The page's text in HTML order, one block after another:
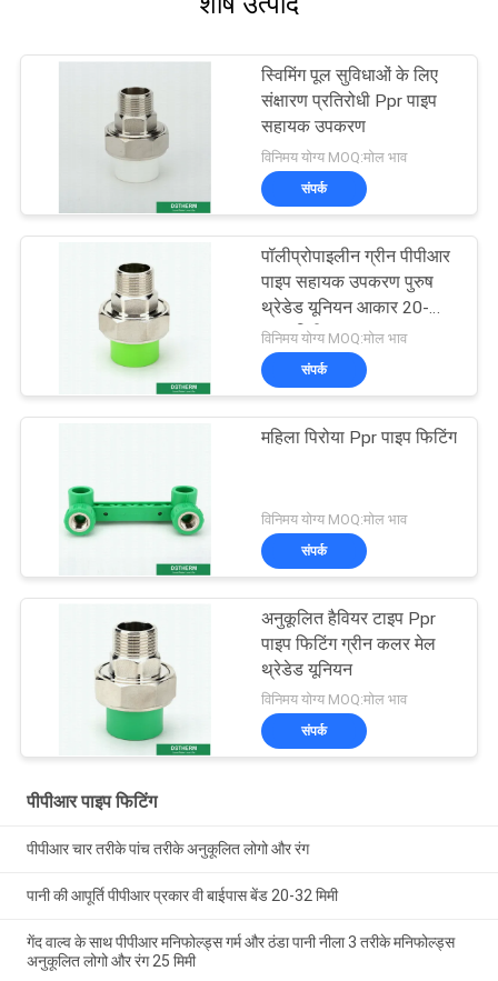
स्विमिंग पूल सुविधाओं के लिए
संक्षारण प्रतिरोधी Ppr पाइप
सहायक उपकरण
विनिमय योग्य MOQ:मोल भाव
संपर्क
पॉलीप्रोपाइलीन ग्रीन पीपीआर
पाइप सहायक उपकरण पुरुष
थ्रेडेड यूनियन आकार 20-
110 मिमी
विनिमय योग्य MOQ:मोल भाव
संपर्क
महिला पिरोया Ppr पाइप फिटिंग
विनिमय योग्य MOQ:मोल भाव
संपर्क
अनुकूलित हैवियर टाइप Ppr
पाइप फिटिंग ग्रीन कलर मेल
थ्रेडेड यूनियन
विनिमय योग्य MOQ:मोल भाव
संपर्क
पीपीआर पाइप फिटिंग
पीपीआर चार तरीके पांच तरीके अनुकूलित लोगो और रंग
पानी की आपूर्ति पीपीआर प्रकार वी बाईपास बेंड 20-32 मिमी
गेंद वाल्व के साथ पीपीआर मनिफोल्ड्स गर्म और ठंडा पानी नीला 3 तरीके मनिफोल्ड्स
अनुकूलित लोगो और रंग 25 मिमी